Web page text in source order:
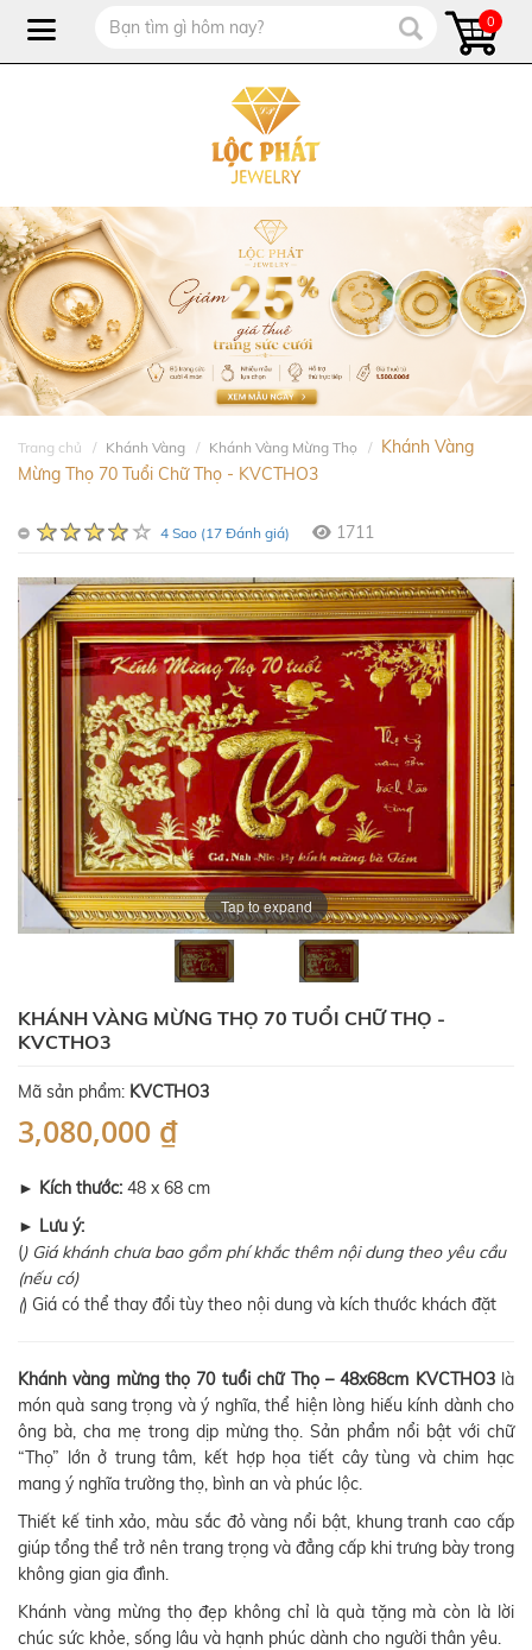
0
Trang chủ Khánh Vàng Khánh Vàng Mừng Thọ
Khánh Vàng
Mừng Thọ 70 Tuổi Chữ Thọ - KVCTHO3
4 Sao (17 Đánh giá) 1711
Tap to expand
KHÁNH VÀNG MỪNG THỌ 70 TUỔI CHỮ THỌ -
KVCTHO3
Mã sản phẩm: KVCTHO3
3,080,000 ₫
► Kích thước: 48 x 68 cm
► Lưu ý:
() Giá khánh chưa bao gồm phí khắc thêm nội dung theo yêu cầu
(nếu có)
() Giá có thể thay đổi tùy theo nội dung và kích thước khách đặt
Khánh vàng mừng thọ 70 tuổi chữ Thọ – 48x68cm KVCTHO3là
món quà sang trọng và ý nghĩa, thể hiện lòng hiếu kính dành cho
ông bà, cha mẹ trong dịp mừng thọ. Sản phẩm nổi bật với chữ
“Thọ” lớn ở trung tâm, kết hợp họa tiết cây tùng và chim hạc
mang ý nghĩa trường thọ, bình an và phúc lộc.
Thiết kế tinh xảo, màu sắc đỏ vàng nổi bật, khung tranh cao cấp
giúp tổng thể trở nên trang trọng và đẳng cấp khi trưng bày trong
không gian gia đình.
Khánh vàng mừng thọ đẹp không chỉ là quà tặng mà còn là lời
chúc sức khỏe, sống lâu và hạnh phúc dành cho người thân yêu.